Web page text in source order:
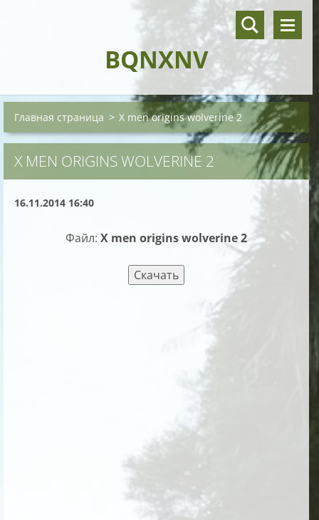
BQNXNV
Главная страница > X men origins wolverine 2
X MEN ORIGINS WOLVERINE 2
16.11.2014 16:40
Файл:X men origins wolverine 2